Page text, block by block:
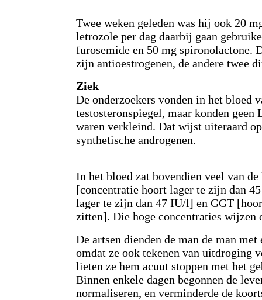
Twee weken geleden was hij ook 20
letrozole per dag daarbij gaan
furosemide en 50 mg spironolactone.
zijn antioestrogenen, de andere twee
Ziek
De onderzoekers vonden in het bloed
testosteronspiegel, maar konden
waren verkleind. Dat wijst uiteraard
synthetische androgenen.
In het bloed zat bovendien veel van
[concentratie hoort lager te zijn dan
lager te zijn dan 47 IU/l] en GGT
zitten]. Die hoge concentraties wijzen
De artsen dienden de man de man
omdat ze ook tekenen van uitdroging
lieten ze hem acuut stoppen met het
Binnen enkele dagen begonnen de
normaliseren, en verminderde de